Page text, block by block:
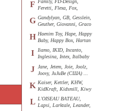
F
Family, FD-Design,
Feretti, Flexa, Fox,
G Gandylyan, GB, Gesslein,
Geuther, Giovanni, Graco
H Haenim Toy, Hape, Happy
Baby, Happy Box, Hartan
I
Iiamo, IKID, Incanto,
Inglesina, Intex, Italbaby
J
Jane, Jetem, Joie, Joolz,
Joovy, JuJuBe (США) ...
K Kaiser, Kettler, KHW,
KidKraft, Kidsmill, Kiwy
L L'OISEAU BATEAU,
Lapsi, Larktale, Leander,